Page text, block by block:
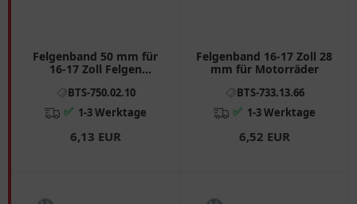
Felgenband 50 mm für
16-17 Zoll Felgen
BTS-750.02.10
✅ 1-3 Werktage
6,13 EUR
Felgenband 16-17 Zoll 28
mm für Motorräder
BTS-733.13.66
✅ 1-3 Werktage
6,52 EUR